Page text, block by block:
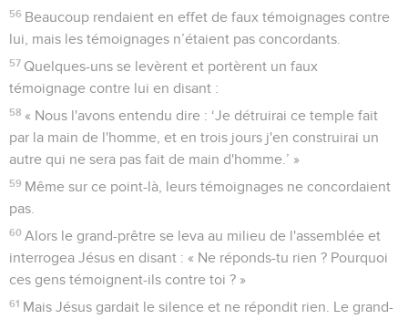
56 Beaucoup rendaient en effet de faux témoignages contre
lui, mais les témoignages n’étaient pas concordants.
57 Quelques-uns se levèrent et portèrent un faux
témoignage contre lui en disant :
58 « Nous l'avons entendu dire : ‘Je détruirai ce temple fait
par la main de l'homme, et en trois jours j'en construirai un
autre qui ne sera pas fait de main d'homme.’ »
59 Même sur ce point-là, leurs témoignages ne concordaient
pas.
60 Alors le grand-prêtre se leva au milieu de l'assemblée et
interrogea Jésus en disant : « Ne réponds-tu rien ? Pourquoi
ces gens témoignent-ils contre toi ? »
61 Mais Jésus gardait le silence et ne répondit rien. Le grand-